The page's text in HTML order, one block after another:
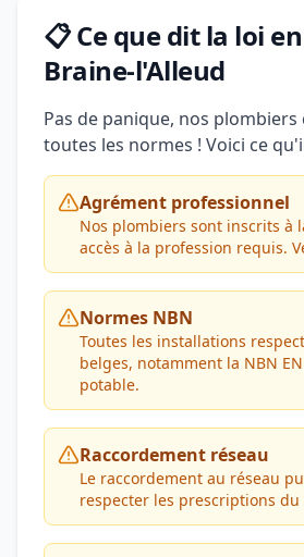
📋 Ce que dit la loi
Braine-l'Alleud
Pas de panique, nos
toutes les normes ! Voici ce
Agrément professionnel
Nos plombiers sont inscrits à
accès à la profession requis.
Normes NBN
Toutes les installations
belges, notamment la NBN
potable.
Raccordement réseau
Le raccordement au réseau
respecter les prescriptions